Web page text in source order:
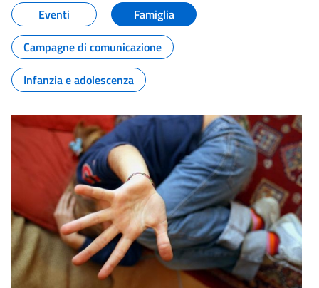
Eventi
Famiglia
Campagne di comunicazione
Infanzia e adolescenza